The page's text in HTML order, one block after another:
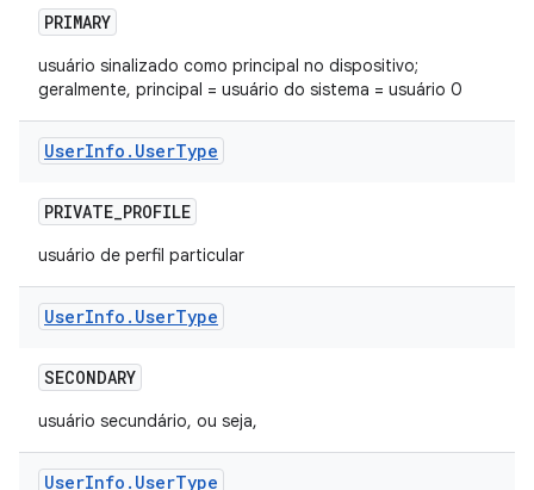
PRIMARY
usuário sinalizado como principal no dispositivo;
geralmente, principal = usuário do sistema = usuário 0
UserInfo . UserType
PRIVATE_PROFILE
usuário de perfil particular
UserInfo . UserType
SECONDARY
usuário secundário, ou seja,
UserInfo . UserType